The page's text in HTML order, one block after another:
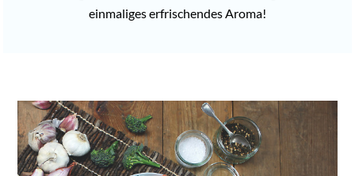
einmaliges erfrischendes Aroma!